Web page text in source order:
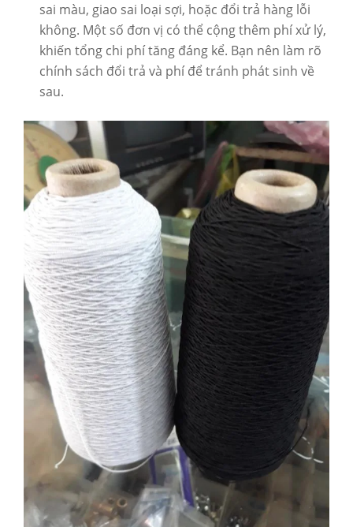
sai màu, giao sai loại sợi, hoặc đổi trả hàng lỗi
không. Một số đơn vị có thể cộng thêm phí xử lý,
khiến tổng chi phí tăng đáng kể. Bạn nên làm rõ
chính sách đổi trả và phí để tránh phát sinh về
sau.